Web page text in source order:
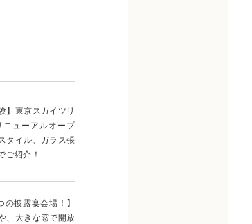
】東京スカイツリ
ニューアルオープ
タイル、ガラス張
ご紹介！
の披露宴会場！】
、大きな窓で開放